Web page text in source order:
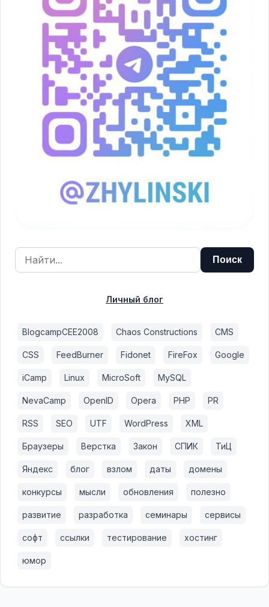
Личный блог
BlogcampCEE2008 Chaos Constructions CMS
CSS FeedBurner Fidonet FireFox Google
iCamp Linux MicroSoft MySQL
NevaCamp OpenID Opera PHP PR
RSS SEO UTF WordPress XML
Браузеры Верстка Закон СПИК ТиЦ
Яндекс блог взлом даты домены
конкурсы мысли обновления полезно
развитие разработка семинары сервисы
софт ссылки тестирование хостинг
юмор